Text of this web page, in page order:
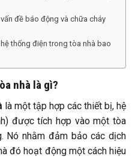
đề báo động và chữa cháy
thống điện trong tòa nhà bao
nhà là gì?
là một tập hợp các thiết bị, hệ
được tích hợp vào một tòa
Nó nhằm đảm bảo các dịch
đó hoạt động một cách hiệu